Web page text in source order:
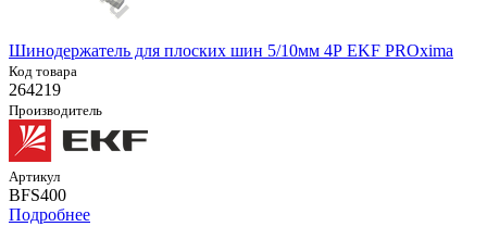
Шинодержатель для плоских шин 5/10мм 4Р EKF PROxima
Код товара
264219
Производитель
Артикул
BFS400
Подробнее